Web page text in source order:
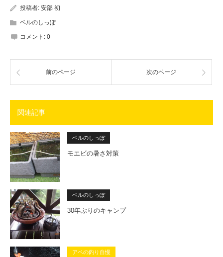
投稿者: 安部 初
ベルのしっぽ
コメント: 0
前のページ 次のページ
関連記事
ベルのしっぽ
モエビの暑さ対策
ベルのしっぽ
30年ぶりのキャンプ
アベの釣り自慢